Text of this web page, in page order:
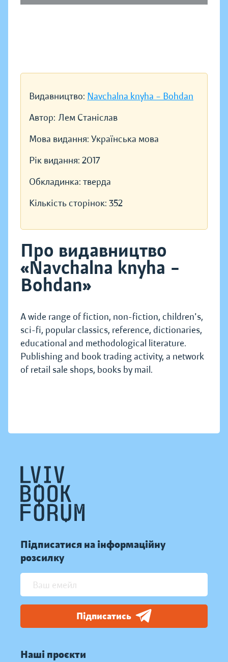
Видавництво: Navchalna knyha – Bohdan
Автор: Лем Станіслав
Мова видання: Українська мова
Рік видання: 2017
Обкладинка: тверда
Кількість сторінок: 352
Про видавництво
«Navchalna knyha –
Bohdan»
A wide range of fiction, non-fiction, children's,
sci-fi, popular classics, reference, dictionaries,
educational and methodological literature.
Publishing and book trading activity, a network
of retail sale shops, books by mail.
Підписатися на інформаційну
розсилку
Підписатись
Наші проєкти